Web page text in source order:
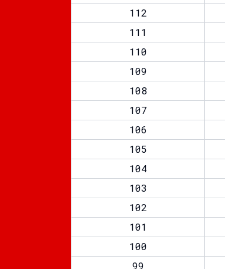
112
111
110
109
108
107
106
105
104
103
102
101
100
99